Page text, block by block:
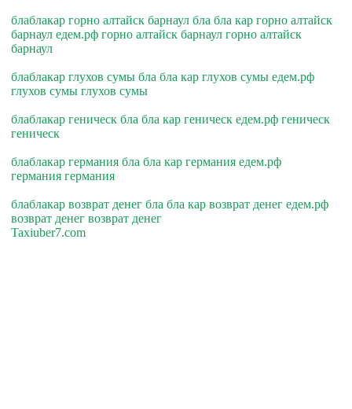
блаблакар горно алтайск барнаул бла бла кар горно алтайск
барнаул едем.рф горно алтайск барнаул горно алтайск
барнаул
блаблакар глухов сумы бла бла кар глухов сумы едем.рф
глухов сумы глухов сумы
блаблакар геническ бла бла кар геническ едем.рф геническ
геническ
блаблакар германия бла бла кар германия едем.рф
германия германия
блаблакар возврат денег бла бла кар возврат денег едем.рф
возврат денег возврат денег
Taxiuber7.com